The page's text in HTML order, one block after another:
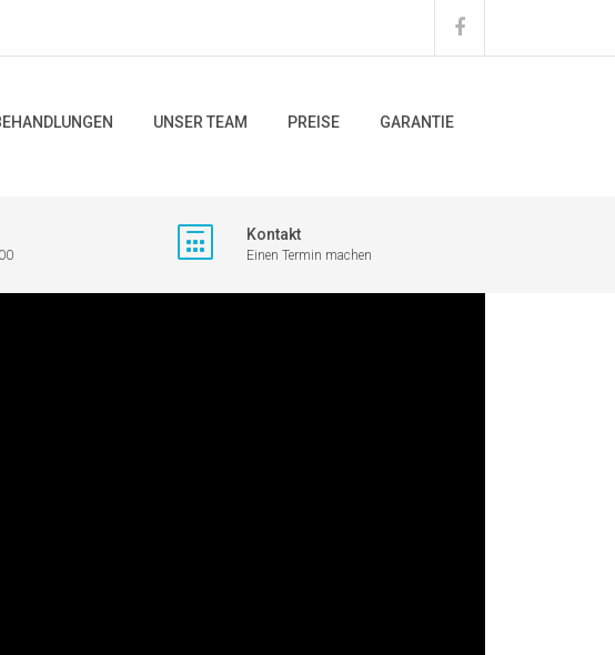
UNSER TEAM PREISE GARANTIE
Kontakt
Einen Termin machen